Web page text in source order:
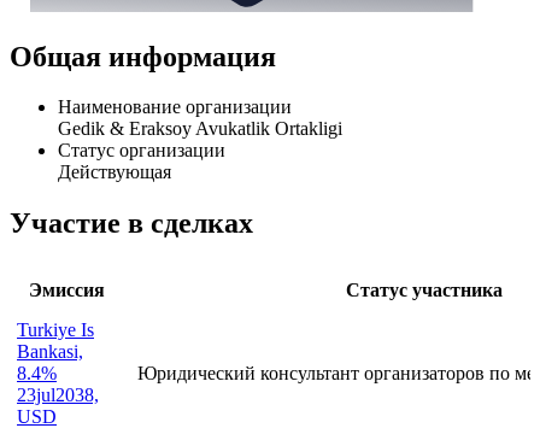
Общая информация
Наименование организации
Gedik & Eraksoy Avukatlik Ortakligi
Статус организации
Действующая
Участие в сделках
Эмиссия
Статус участника
Turkiye Is
Bankasi,
8.4%
23jul2038,
USD
Юридический консультант организаторов по